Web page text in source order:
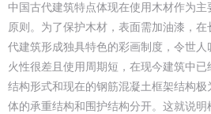
中国古代建筑特点体现在使用木材作为主
原则。为了保护木材，表面需加油漆，
代建筑形成独具特色的彩画制度，令世
火性很差且使用周期短，在现今建筑中
结构形式和现在的钢筋混凝土框架结构
体的承重结构和围护结构分开。这就说